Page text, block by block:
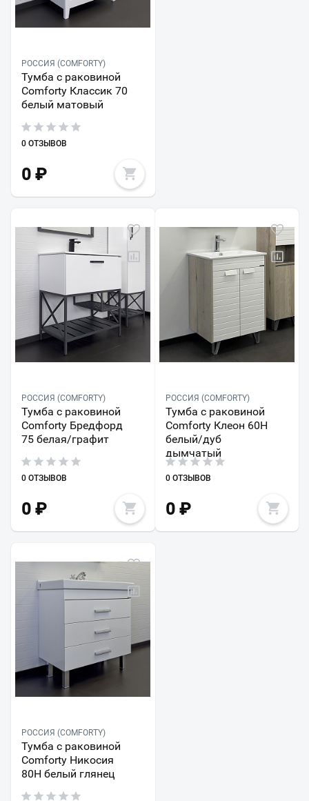
РОССИЯ (COMFORTY)
Тумба с раковиной
Comforty Классик 70
белый матовый
0 ОТЗЫВОВ
0 ₽
РОССИЯ (COMFORTY)
Тумба с раковиной
Comforty Бредфорд
75 белая/графит
0 ОТЗЫВОВ
0 ₽
РОССИЯ (COMFORTY)
Тумба с раковиной
Comforty Клеон 60Н
белый/дуб
дымчатый
0 ОТЗЫВОВ
0₽
РОССИЯ (COMFORTY)
Тумба с раковиной
Comforty Никосия
80Н белый глянец